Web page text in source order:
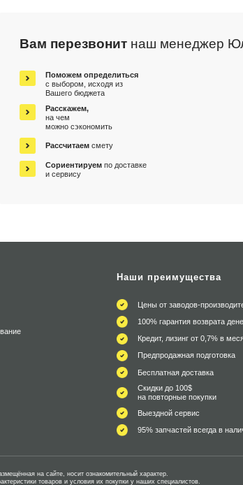
Вам перезвонит наш менеджер
Поможем определиться
с выбором, исходя из
Вашего бюджета
Расскажем,
на чем
можно сэкономить
Рассчитаем смету
Сориентируем по доставке
и сервису
Наши преимущества
Цены от заводов-
100% гарантия возврата
Кредит, лизинг от 0,7% в
Предпродажная подготовка
Бесплатная доставка
Скидки до 100$
на повторные покупки
Выездной сервис
95% запчастей всегда в
на сайте, носит ознакомительный характер.
товаров и условия их покупки у наших специалистов.